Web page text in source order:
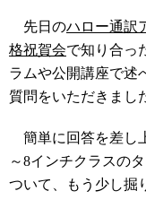
先日のハロー通訳
格祝賀会で知り合っ
ラムや公開講座で述
質問をいただきまし
簡単に回答を差し
～8インチクラスの
ついて、もう少し掘